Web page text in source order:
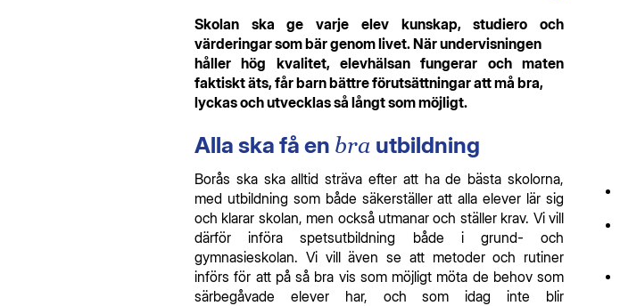
Skolan ska ge varje elev kunskap, studiero och
värderingar som bär genom livet. När undervisningen
håller hög kvalitet, elevhälsan fungerar och maten
faktiskt äts, får barn bättre förutsättningar att må bra,
lyckas och utvecklas så långt som möjligt.
Alla ska få en bra utbildning
​Borås ska ska alltid sträva efter att ha de bästa skolorna,
med utbildning som både säkerställer att alla elever lär sig
och klarar skolan, men också utmanar och ställer krav. Vi vill
därför införa spetsutbildning både i grund- och
gymnasieskolan. Vi vill även se att metoder och rutiner
införs för att på så bra vis som möjligt möta de behov som
särbegåvade elever har, och som idag inte blir